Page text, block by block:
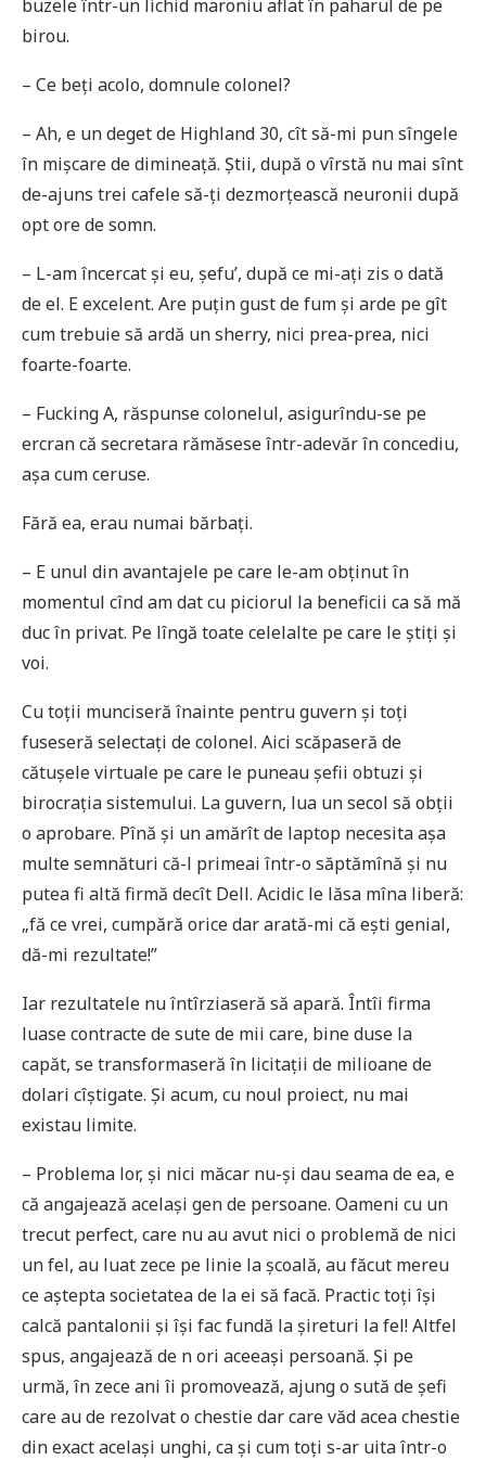
buzele într-un lichid maroniu aflat în paharul de pe
birou.
– Ce beți acolo, domnule colonel?
– Ah, e un deget de Highland 30, cît să-mi pun sîngele
în mișcare de dimineață. Știi, după o vîrstă nu mai sînt
de-ajuns trei cafele să-ți dezmorțească neuronii după
opt ore de somn.
– L-am încercat și eu, șefu’, după ce mi-ați zis o dată
de el. E excelent. Are puțin gust de fum și arde pe gît
cum trebuie să ardă un sherry, nici prea-prea, nici
foarte-foarte.
– Fucking A, răspunse colonelul, asigurîndu-se pe
ercran că secretara rămăsese într-adevăr în concediu,
așa cum ceruse.
Fără ea, erau numai bărbați.
– E unul din avantajele pe care le-am obținut în
momentul cînd am dat cu piciorul la beneficii ca să mă
duc în privat. Pe lîngă toate celelalte pe care le știți și
voi.
Cu toții munciseră înainte pentru guvern și toți
fuseseră selectați de colonel. Aici scăpaseră de
cătușele virtuale pe care le puneau șefii obtuzi și
birocrația sistemului. La guvern, lua un secol să obții
o aprobare. Pînă și un amărît de laptop necesita așa
multe semnături că-l primeai într-o săptămînă și nu
putea fi altă firmă decît Dell. Acidic le lăsa mîna liberă:
„fă ce vrei, cumpără orice dar arată-mi că ești genial,
dă-mi rezultate!”
Iar rezultatele nu întîrziaseră să apară. Întîi firma
luase contracte de sute de mii care, bine duse la
capăt, se transformaseră în licitații de milioane de
dolari cîștigate. Și acum, cu noul proiect, nu mai
existau limite.
– Problema lor, și nici măcar nu-și dau seama de ea, e
că angajează același gen de persoane. Oameni cu un
trecut perfect, care nu au avut nici o problemă de nici
un fel, au luat zece pe linie la școală, au făcut mereu
ce aștepta societatea de la ei să facă. Practic toți își
calcă pantalonii și își fac fundă la șireturi la fel! Altfel
spus, angajează de n ori aceeași persoană. Și pe
urmă, în zece ani îi promovează, ajung o sută de șefi
care au de rezolvat o chestie dar care văd acea chestie
din exact același unghi, ca și cum toți s-ar uita într-o